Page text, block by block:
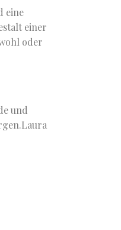
eine
einer
oder
und